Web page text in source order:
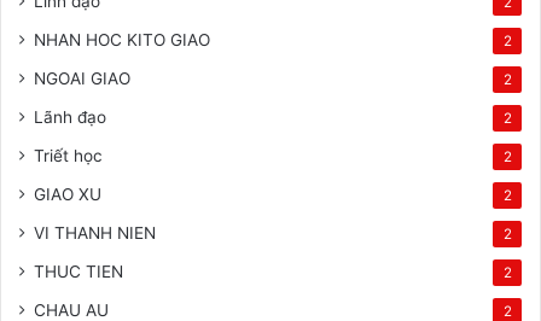
NHAN HOC KITO GIAO 2
NGOAI GIAO 2
Lãnh đạo 2
Triết học 2
GIAO XU 2
VI THANH NIEN 2
THUC TIEN 2
CHAU AU 2